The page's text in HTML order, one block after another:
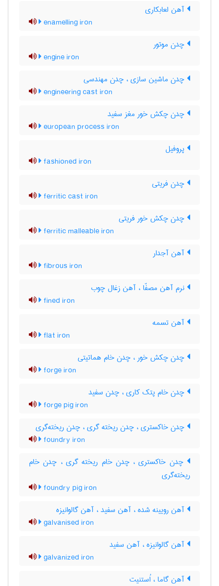
آهن لعابکاری
enamelling iron
چدن موتور
engine iron
چدن ماشین سازی ، چدن مهندسی
engineering cast iron
چدن چکش خور مغز سفید
european process iron
پروفیل
fashioned iron
چدن فریتی
ferritic cast iron
چدن چکش خور فریتی
ferritic malleable iron
آهن آجدار
fibrous iron
نرم آهن مصفّا ، آهن زغال چوب
fined iron
آهن تسمه
flat iron
چدن چکش خور ، چدن خام هماتیتی
forge iron
چدن خام پتک کاری ، چدن سفید
forge pig iron
چدن خاکستری ، چدن ریخته گری ، چدن ریخته‌گری
foundry iron
چدن خاکستری ، چدن خام ریخته گری ، چدن خام
ریخته‌گری
foundry pig iron
آهن رویینه شده ، آهن سفید ، آهن گالوانیزه
galvanised iron
آهن گالوانیزه ، آهن سفید
galvanized iron
آهن گاما ، اُستنیت